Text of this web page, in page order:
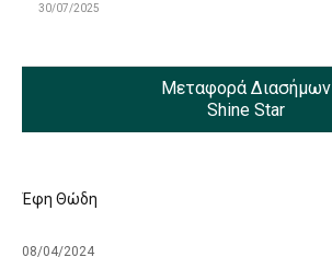
30/07/2025
Μεταφορά Διασήμων
Shine Star
Έφη Θώδη
08/04/2024